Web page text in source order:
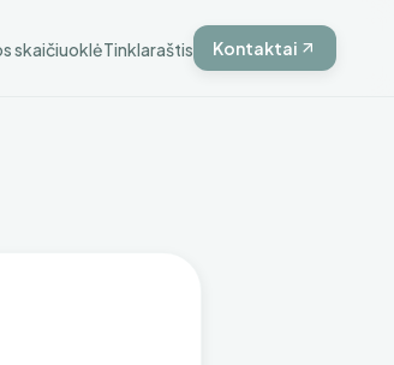
skaičiuoklėTinklaraštis Kontaktai